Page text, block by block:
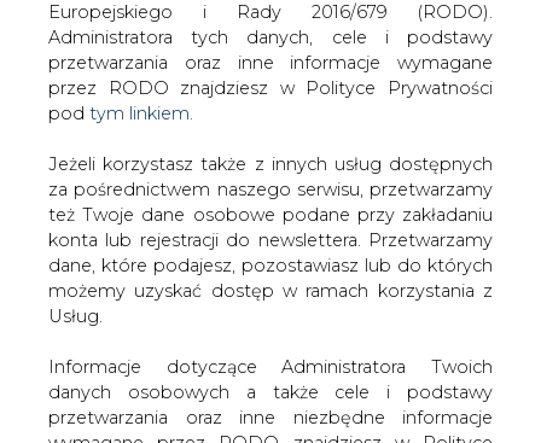
WŁĄCZ CIRE.TV
Europejskiego i Rady 2016/679 (RODO).
Administratora tych danych, cele i podstawy
przetwarzania oraz inne informacje wymagane
przez RODO znajdziesz w Polityce Prywatności
pod tym linkiem.
Jeżeli korzystasz także z innych usług dostępnych
za pośrednictwem naszego serwisu, przetwarzamy
też Twoje dane osobowe podane przy zakładaniu
konta lub rejestracji do newslettera. Przetwarzamy
dane, które podajesz, pozostawiasz lub do których
możemy uzyskać dostęp w ramach korzystania z
Usług.
Informacje dotyczące Administratora Twoich
danych osobowych a także cele i podstawy
przetwarzania oraz inne niezbędne informacje
Reklama
Strona główna
SHELL
Najczęściej Czytane